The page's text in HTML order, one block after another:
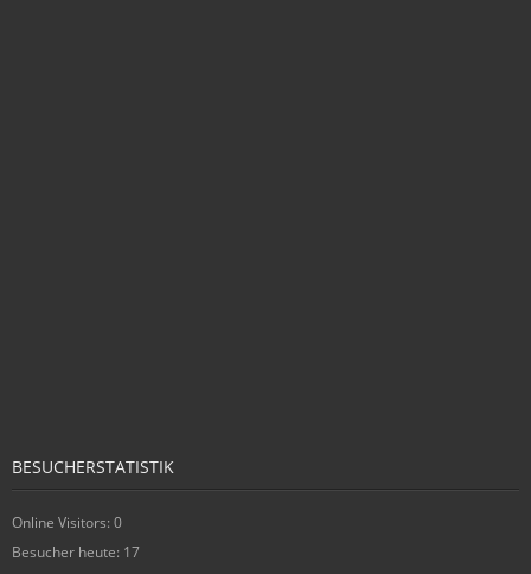
BESUCHERSTATISTIK
Online Visitors: 0
Besucher heute: 17